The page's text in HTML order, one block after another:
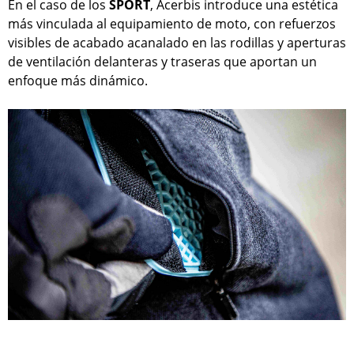
En el caso de los SPORT, Acerbis introduce una estética
más vinculada al equipamiento de moto, con refuerzos
visibles de acabado acanalado en las rodillas y aperturas
de ventilación delanteras y traseras que aportan un
enfoque más dinámico.